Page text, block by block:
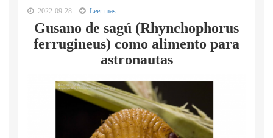
2022-09-28 Leer mas...
Gusano de sagú (Rhynchophorus
ferrugineus) como alimento para
astronautas